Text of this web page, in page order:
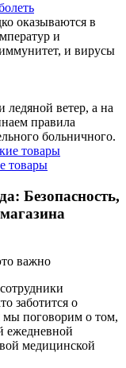
оказываются в
и
и вирусы
ледяной ветер, а на
правила
больничного.
товары
Безопасность,
важно
заботится о
мы поговорим о том,
ежедневной
медицинской